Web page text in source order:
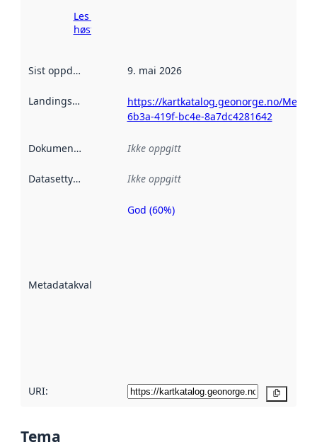
Les mer om
høsting her
Sist oppdatert 9. mai 2026
Landingsside
https://kartkatalog.geonorge.no/
6b3a-419f-bc4e-8a7dc4281642
Dokumentasjon Ikke oppgitt
Datasettype Ikke oppgitt
Metadatakvalitet
Metadatakvalitet
God (60%)
URI:
Tema